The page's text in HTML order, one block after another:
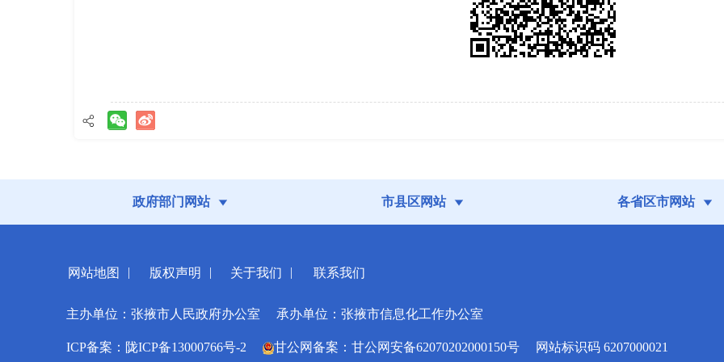
政府部门网站 市县区网站 各省区市网站
网站地图 | 版权声明 | 关于我们 | 联系我们
主办单位：张掖市人民政府办公室 承办单位：张掖市信息化工作办公室
ICP备案：陇ICP备13000766号-2 甘公网备案：甘公网安备62070202000150号 网站标识码 6207000021